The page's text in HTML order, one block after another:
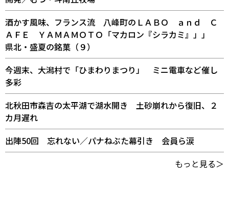
酒かす風味、フランス流 八峰町のＬＡＢＯ ａｎｄ Ｃ
ＡＦＥ ＹＡＭＡＭＯＴＯ「マカロン『シラカミ』」」
県北・盛夏の銘菓（９）
今週末、大潟村で「ひまわりまつり」 ミニ電車など催し
多彩
北秋田市森吉の太平湖で湖水開き 土砂崩れから復旧、２
カ月遅れ
出陣50回 忘れない／パナねぶた幕引き 会員ら涙
もっと見る＞